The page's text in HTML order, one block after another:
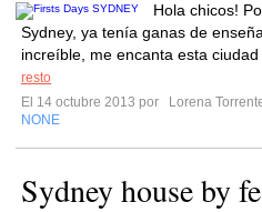
Hola chicos!
Sydney, ya tenía ganas de
increíble, me encanta esta
resto
El 14 octubre 2013 por
Lorena
NONE
Sydney house by